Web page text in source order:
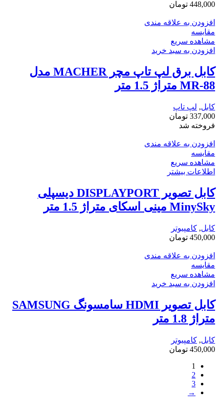
448,000 تومان
افزودن به علاقه مندی
مقایسه
مشاهده سریع
افزودن به سبد خرید
کابل برق لپ تاپ مچر MACHER مدل
MR-88 متراژ 1.5 متر
کابل, لپ تاپ
337,000 تومان
فروخته شد
افزودن به علاقه مندی
مقایسه
مشاهده سریع
اطلاعات بیشتر
کابل تصویر DISPLAYPORT دیسپلی
MinySky مینی اسکای متراژ 1.5 متر
کابل, کامپیوتر
450,000 تومان
افزودن به علاقه مندی
مقایسه
مشاهده سریع
افزودن به سبد خرید
کابل تصویر HDMI سامسونگ SAMSUNG
متراژ 1.8 متر
کابل, کامپیوتر
450,000 تومان
1
2
3
→